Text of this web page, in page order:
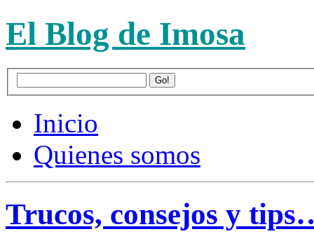
El Blog de Imosa
Inicio
Quienes somos
Trucos, consejos y